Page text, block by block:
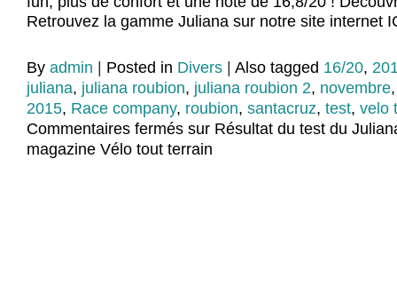
Retrouvez la gamme Juliana sur notre site internet
By admin Posted in Divers Also tagged 16/20,
juliana, juliana roubion, juliana roubion 2, novembre
2015, Race company, roubion, santacruz, test, velo
Commentaires fermés sur Résultat du test du
magazine Vélo tout terrain